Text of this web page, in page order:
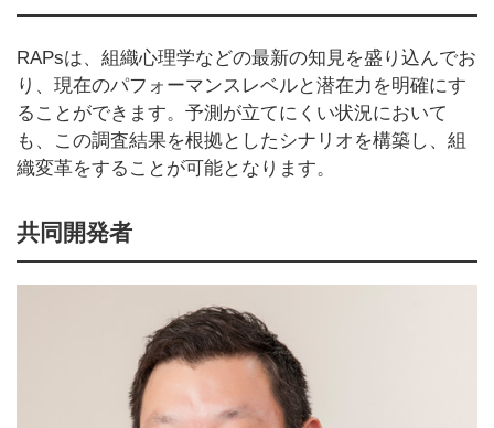
RAPsは、組織心理学などの最新の知見を盛り込んでお
り、現在のパフォーマンスレベルと潜在力を明確にす
ることができます。予測が立てにくい状況において
も、この調査結果を根拠としたシナリオを構築し、組
織変革をすることが可能となります。
共同開発者